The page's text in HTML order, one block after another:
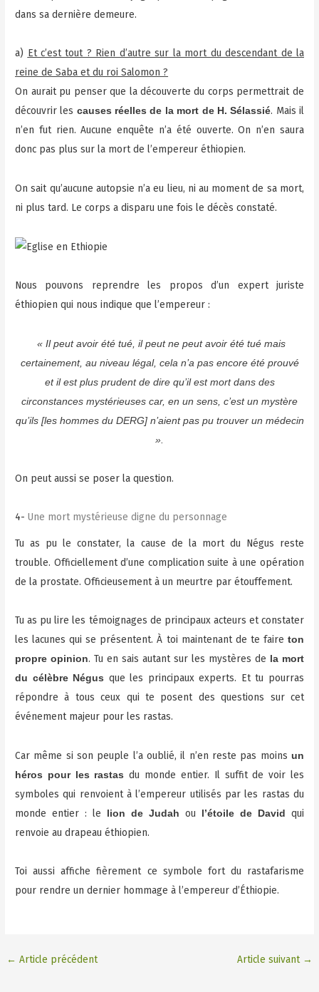
dans sa dernière demeure.
a) Et c’est tout ? Rien d’autre sur la mort du descendant de la
reine de Saba et du roi Salomon ?
On aurait pu penser que la découverte du corps permettrait de
découvrir les causes réelles de la mort de H. Sélassié. Mais il
n’en fut rien. Aucune enquête n’a été ouverte. On n’en saura
donc pas plus sur la mort de l’empereur éthiopien.
On sait qu’aucune autopsie n’a eu lieu, ni au moment de sa mort,
ni plus tard. Le corps a disparu une fois le décès constaté.
Nous pouvons reprendre les propos d’un expert juriste
éthiopien qui nous indique que l’empereur :
« Il peut avoir été tué, il peut ne peut avoir été tué mais
certainement, au niveau légal, cela n’a pas encore été prouvé
et il est plus prudent de dire qu’il est mort dans des
circonstances mystérieuses car, en un sens, c’est un mystère
qu’ils [les hommes du DERG] n’aient pas pu trouver un médecin
».
On peut aussi se poser la question.
4-Une mort mystérieuse digne du personnage
Tu as pu le constater, la cause de la mort du Négus reste
trouble. Officiellement d’une complication suite à une opération
de la prostate. Officieusement à un meurtre par étouffement.
Tu as pu lire les témoignages de principaux acteurs et constater
les lacunes qui se présentent. À toi maintenant de te faire ton
propre opinion. Tu en sais autant sur les mystères de
la mort
du célèbre Négus que les principaux experts. Et tu pourras
répondre à tous ceux qui te posent des questions sur cet
événement majeur pour les rastas.
Car même si son peuple l’a oublié, il n’en reste pas moins un
héros pour les rastas du monde entier. Il suffit de voir les
symboles qui renvoient à l’empereur utilisés par les rastas du
monde entier : le
lion de Judah ou l’étoile de David qui
renvoie au drapeau éthiopien.
Toi aussi affiche fièrement ce symbole fort du rastafarisme
pour rendre un dernier hommage à l’empereur d’Éthiopie.
← Article précédent Article suivant →